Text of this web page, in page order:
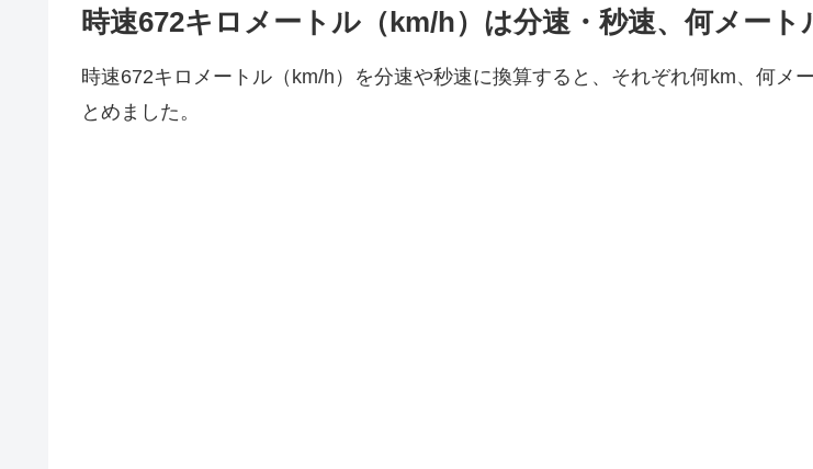
時速672キロメートル（km/h）は分速・秒速、何メート
時速672キロメートル（km/h）を分速や秒速に換算すると、それぞれ何km、何メ
とめました。